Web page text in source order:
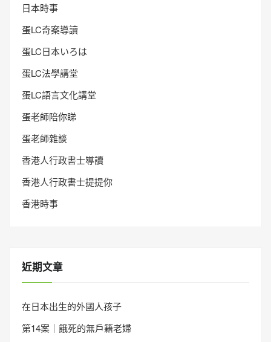
日本時事
蛋LC奇案導讀
蛋LC日本いろは
蛋LC法學講堂
蛋LC語言文化講堂
蛋老師陪你睇
蛋老師雜談
香港人行政書士導讀
香港人行政書士提提你
香港時事
近期文章
在日本出生的外國人孩子
第14案｜餓死的無戶籍老婦